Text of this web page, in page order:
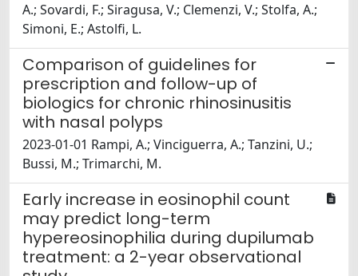
A.; Sovardi, F.; Siragusa, V.; Clemenzi, V.; Stolfa, A.;
Simoni, E.; Astolfi, L.
Comparison of guidelines for
prescription and follow-up of
biologics for chronic rhinosinusitis
with nasal polyps
2023-01-01 Rampi, A.; Vinciguerra, A.; Tanzini, U.;
Bussi, M.; Trimarchi, M.
Early increase in eosinophil count
may predict long-term
hypereosinophilia during dupilumab
treatment: a 2-year observational